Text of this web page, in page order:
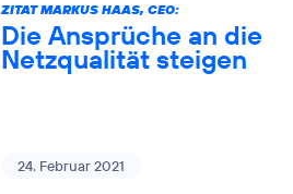
ZITAT MARKUS HAAS, CEO:
Die Ansprüche an die
Netzqualität steigen
24. Februar 2021